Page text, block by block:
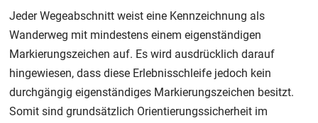
Jeder Wegeabschnitt weist eine Kennzeichnung als
Wanderweg mit mindestens einem eigenständigen
Markierungszeichen auf. Es wird ausdrücklich darauf
hingewiesen, dass diese Erlebnisschleife jedoch kein
durchgängig eigenständiges Markierungszeichen besitzt.
Somit sind grundsätzlich Orientierungssicherheit im